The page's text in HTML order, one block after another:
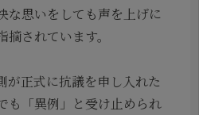
な思いをしても声を上げに
されています。
が正式に抗議を申し入れた
も「異例」と受け止められ